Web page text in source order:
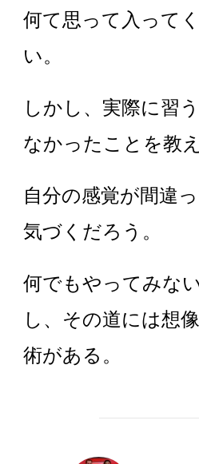
何て思って入って
い。
しかし、実際に習
なかったことを教
自分の感覚が間違
気づくだろう。
何でもやってみな
し、その道には想
術がある。